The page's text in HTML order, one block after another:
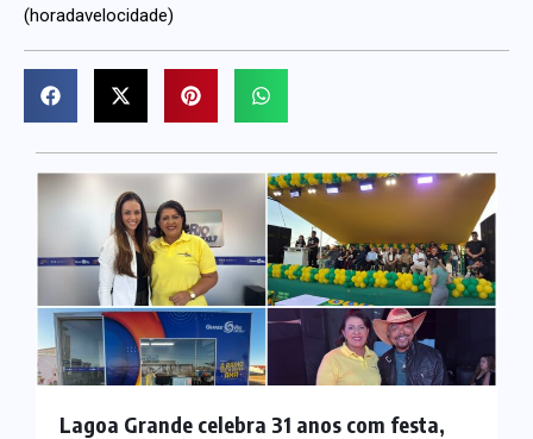
(horadavelocidade)
Lagoa Grande celebra 31 anos com festa,